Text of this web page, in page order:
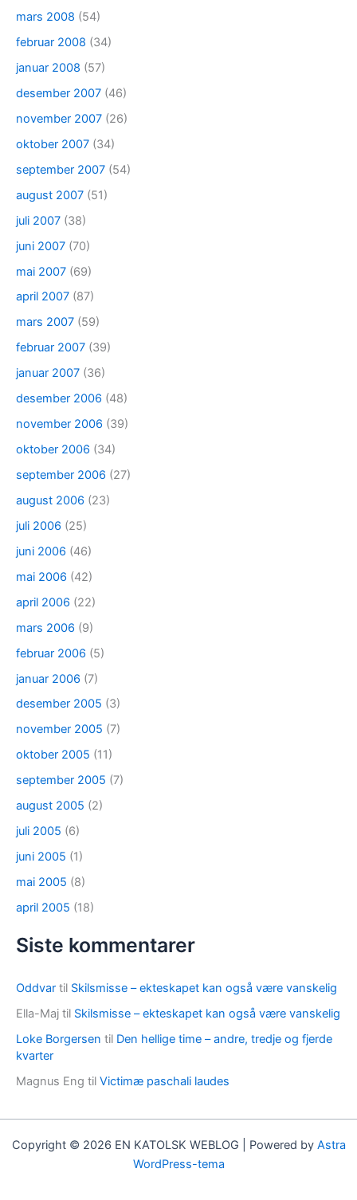
mars 2008 (54)
februar 2008 (34)
januar 2008 (57)
desember 2007 (46)
november 2007 (26)
oktober 2007 (34)
september 2007 (54)
august 2007 (51)
juli 2007 (38)
juni 2007 (70)
mai 2007 (69)
april 2007 (87)
mars 2007 (59)
februar 2007 (39)
januar 2007 (36)
desember 2006 (48)
november 2006 (39)
oktober 2006 (34)
september 2006 (27)
august 2006 (23)
juli 2006 (25)
juni 2006 (46)
mai 2006 (42)
april 2006 (22)
mars 2006 (9)
februar 2006 (5)
januar 2006 (7)
desember 2005 (3)
november 2005 (7)
oktober 2005 (11)
september 2005 (7)
august 2005 (2)
juli 2005 (6)
juni 2005 (1)
mai 2005 (8)
april 2005 (18)
Siste kommentarer
Oddvar til Skilsmisse – ekteskapet kan også være vanskelig
Ella-Maj til Skilsmisse – ekteskapet kan også være vanskelig
Loke Borgersen til Den hellige time – andre, tredje og fjerde
kvarter
Magnus Eng til Victimæ paschali laudes
Copyright © 2026 EN KATOLSK WEBLOG | Powered by Astra
WordPress-tema